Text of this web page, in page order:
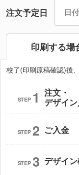
注文予定日
印刷する場
校了(印刷原稿確認)後
STEP 1 注文・
デザイ
STEP 2 ご入金
STEP 3 デザイ